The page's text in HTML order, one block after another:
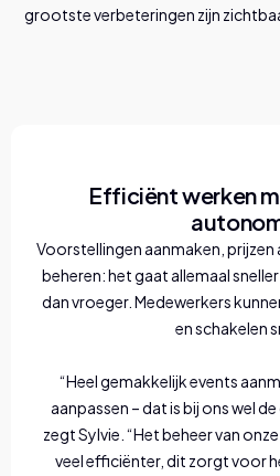
grootste verbeteringen zijn
Efficiënt werken
Voorstellingen aanmaken, prijzen
beheren: het gaat allemaal
dan vroeger. Medewerkers
en schakelen
“Heel gemakkelijk events
aanpassen – dat is bij ons wel
zegt Sylvie. “Het beheer van
veel efficiënter, dit zorgt voor